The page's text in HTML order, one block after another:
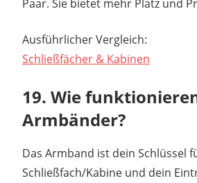
Paar. Sie bietet mehr Platz und
Ausführlicher Vergleich:
Schließfächer & Kabinen
19. Wie
Armbänder?
Das Armband ist dein Schlüssel
Schließfach/Kabine und dein